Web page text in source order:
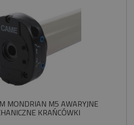
MONDRIAN M5 AWARYJNE
KRAŃCÓWKI